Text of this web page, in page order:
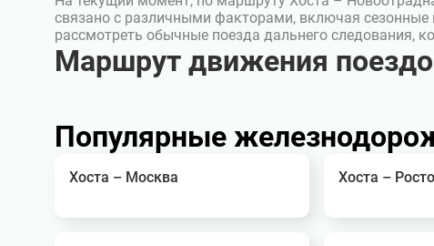
связано с различными факторами, включая
рассмотреть обычные поезда дальнего следования,
Маршрут движения
Популярные
Хоста – Москва Хоста –